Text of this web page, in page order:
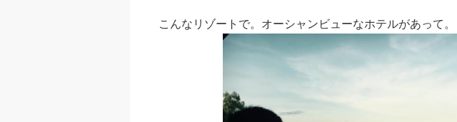
こんなリゾートで。オーシャンビューなホテルがあって。